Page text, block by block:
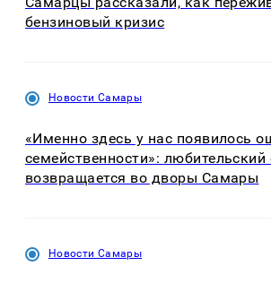
бензиновый кризис
Новости Самары
«Именно здесь у нас появилось
семейственности»: любительский
возвращается во дворы Самары
Новости Самары